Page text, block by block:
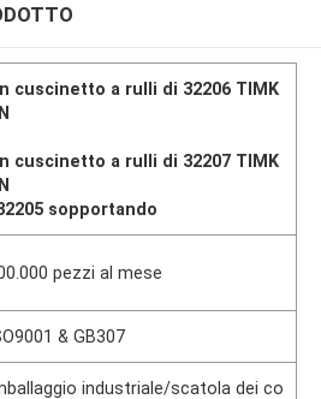
cuscinetto a rulli di 32206 TIMK
cuscinetto a rulli di 32207 TIMK
sopportando
pezzi al mese
& GB307
industriale/scatola dei co